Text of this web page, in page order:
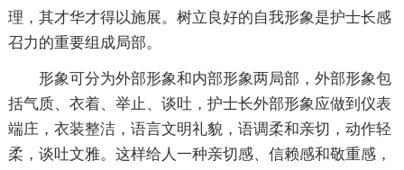
理，其才华才得以施展。树立良好的自我形象是护士长感
召力的重要组成局部。
形象可分为外部形象和内部形象两局部，外部形象包
括气质、衣着、举止、谈吐，护士长外部形象应做到仪表
端庄，衣装整洁，语言文明礼貌，语调柔和亲切，动作轻
柔，谈吐文雅。这样给人一种亲切感、信赖感和敬重感，